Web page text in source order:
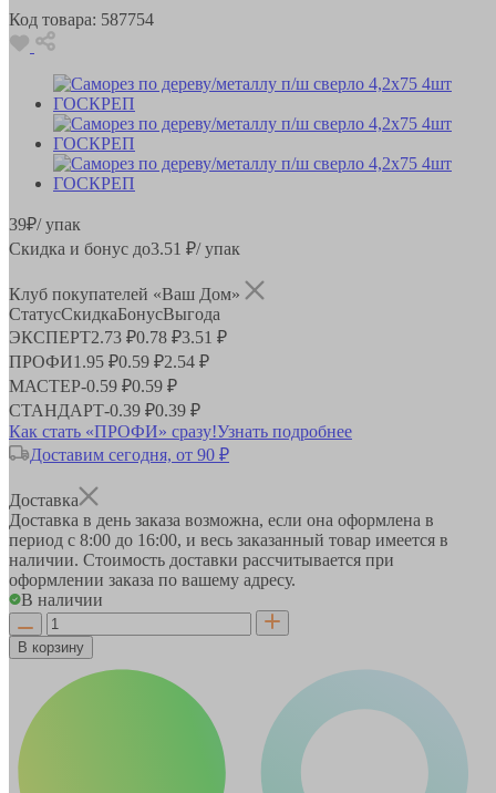
Код товара: 587754
39₽/ упак
Скидка и бонус до3.51 ₽/ упак
Клуб покупателей «Ваш Дом»
СтатусСкидкаБонусВыгода
ЭКСПЕРТ2.73 ₽0.78 ₽3.51 ₽
ПРОФИ1.95 ₽0.59 ₽2.54 ₽
МАСТЕР-0.59 ₽0.59 ₽
СТАНДАРТ-0.39 ₽0.39 ₽
Как стать «ПРОФИ» сразу!Узнать подробнее
Доставим сегодня, от 90 ₽
Доставка
Доставка в день заказа возможна, если она оформлена в
период с 8:00 до 16:00, и весь заказанный товар имеется в
наличии. Стоимость доставки рассчитывается при
оформлении заказа по вашему адресу.
В наличии
В корзину